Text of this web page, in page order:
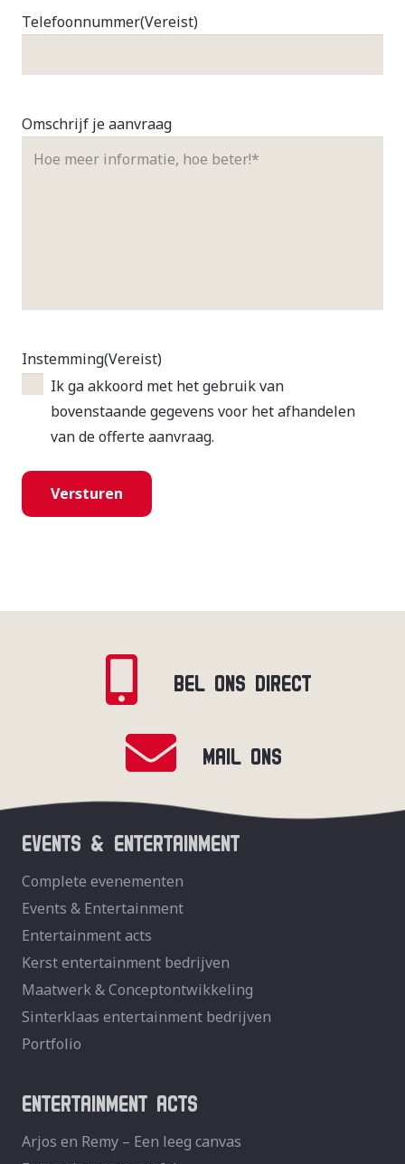
Telefoonnummer(Vereist)
Omschrijf je aanvraag
Instemming(Vereist)
Ik ga akkoord met het gebruik van
bovenstaande gegevens voor het afhandelen
van de offerte aanvraag.
BEL ONS DIRECT
MAIL ONS
EVENTS & ENTERTAINMENT
Complete evenementen
Events & Entertainment
Entertainment acts
Kerst entertainment bedrijven
Maatwerk & Conceptontwikkeling
Sinterklaas entertainment bedrijven
Portfolio
ENTERTAINMENT ACTS
Arjos en Remy – Een leeg canvas